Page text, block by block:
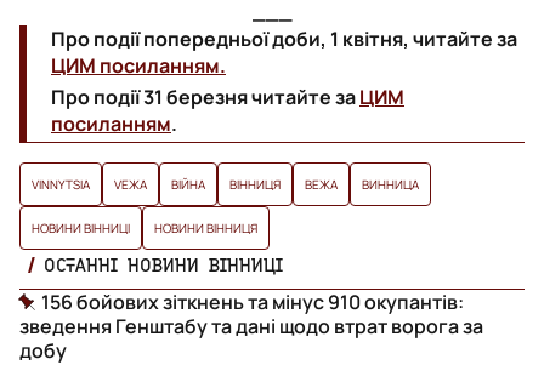
Про події попередньої доби, 1 квітня, читайте за
ЦИМ посиланням.
Про події 31 березня читайте заЦИМ
посиланням.
VINNYTSIA VЕЖА ВІЙНА ВІННИЦЯ ВЕЖА ВИННИЦА
НОВИНИ ВІННИЦІ НОВИНИ ВІННИЦЯ
ОСТАННІ НОВИНИ ВІННИЦІ
156 бойових зіткнень та мінус 910 окупантів:
зведення Генштабу та дані щодо втрат ворога за
добу